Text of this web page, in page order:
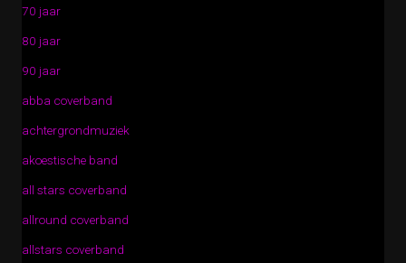
70 jaar
80 jaar
90 jaar
abba coverband
achtergrondmuziek
akoestische band
all stars coverband
allround coverband
allstars coverband